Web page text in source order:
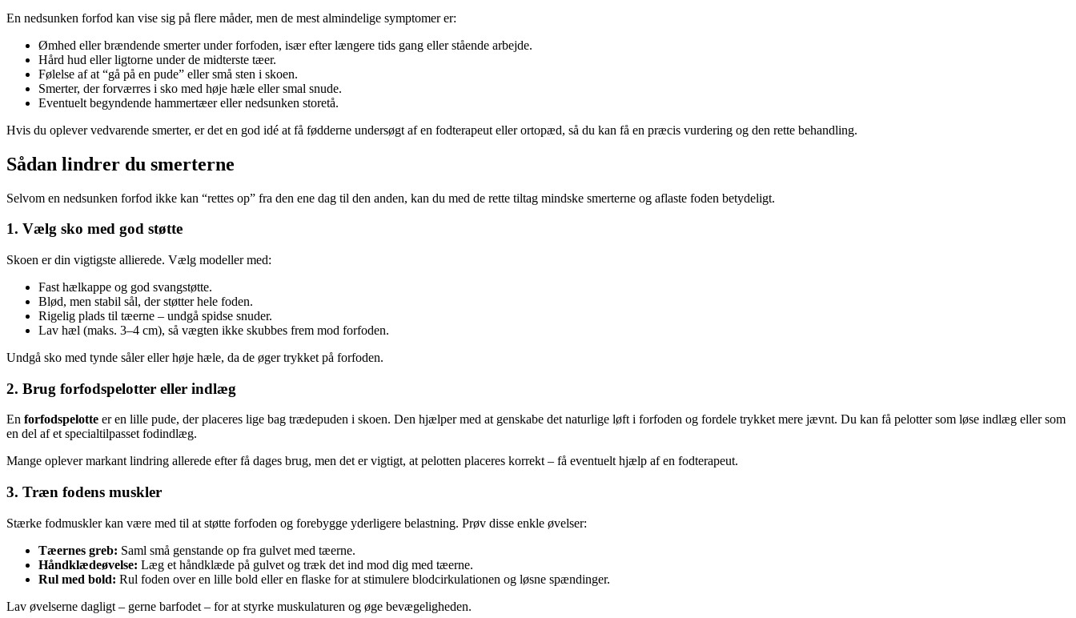
En nedsunken forfod kan vise sig på flere måder, men de mest almindelige symptomer er:
Ømhed eller brændende smerter under forfoden, især efter længere tids gang eller stående arbejde.
Hård hud eller ligtorne under de midterste tæer.
Følelse af at “gå på en pude” eller små sten i skoen.
Smerter, der forværres i sko med høje hæle eller smal snude.
Eventuelt begyndende hammertæer eller nedsunken storetå.
Hvis du oplever vedvarende smerter, er det en god idé at få fødderne undersøgt af en fodterapeut eller ortopæd, så du kan få en præcis vurdering og den rette behandling.
Sådan lindrer du smerterne
Selvom en nedsunken forfod ikke kan “rettes op” fra den ene dag til den anden, kan du med de rette tiltag mindske smerterne og aflaste foden betydeligt.
1. Vælg sko med god støtte
Skoen er din vigtigste allierede. Vælg modeller med:
Fast hælkappe og god svangstøtte.
Blød, men stabil sål, der støtter hele foden.
Rigelig plads til tæerne – undgå spidse snuder.
Lav hæl (maks. 3–4 cm), så vægten ikke skubbes frem mod forfoden.
Undgå sko med tynde såler eller høje hæle, da de øger trykket på forfoden.
2. Brug forfodspelotter eller indlæg
En forfodspelotte er en lille pude, der placeres lige bag trædepuden i skoen. Den hjælper med at genskabe det naturlige løft i forfoden og fordele trykket mere jævnt. Du kan få pelotter som løse indlæg eller som
en del af et specialtilpasset fodindlæg.
Mange oplever markant lindring allerede efter få dages brug, men det er vigtigt, at pelotten placeres korrekt – få eventuelt hjælp af en fodterapeut.
3. Træn fodens muskler
Stærke fodmuskler kan være med til at støtte forfoden og forebygge yderligere belastning. Prøv disse enkle øvelser:
Tæernes greb: Saml små genstande op fra gulvet med tæerne.
Håndklædeøvelse: Læg et håndklæde på gulvet og træk det ind mod dig med tæerne.
Rul med bold: Rul foden over en lille bold eller en flaske for at stimulere blodcirkulationen og løsne spændinger.
Lav øvelserne dagligt – gerne barfodet – for at styrke muskulaturen og øge bevægeligheden.